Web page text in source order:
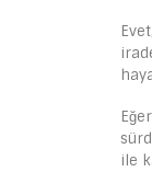
ile